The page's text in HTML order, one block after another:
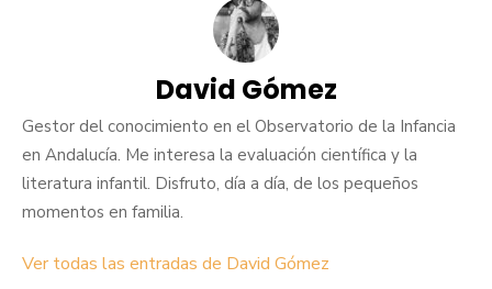
David Gómez
Gestor del conocimiento en el Observatorio de la Infancia
en Andalucía. Me interesa la evaluación científica y la
literatura infantil. Disfruto, día a día, de los pequeños
momentos en familia.
Ver todas las entradas de David Gómez